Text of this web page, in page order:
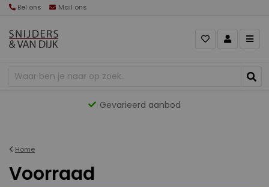
Bel ons Mail ons
Gevarieerd aanbod
Home
Voorraad